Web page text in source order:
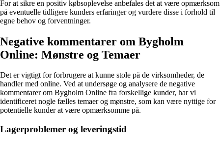
For at sikre en positiv købsoplevelse anbefales det at være opmærksom
på eventuelle tidligere kunders erfaringer og vurdere disse i forhold til
egne behov og forventninger.
Negative kommentarer om Bygholm
Online: Mønstre og Temaer
Det er vigtigt for forbrugere at kunne stole på de virksomheder, de
handler med online. Ved at undersøge og analysere de negative
kommentarer om Bygholm Online fra forskellige kunder, har vi
identificeret nogle fælles temaer og mønstre, som kan være nyttige for
potentielle kunder at være opmærksomme på.
Lagerproblemer og leveringstid